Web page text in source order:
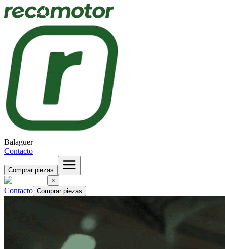
Balaguer
Contacto
Comprar piezas
×
Contacto Comprar piezas